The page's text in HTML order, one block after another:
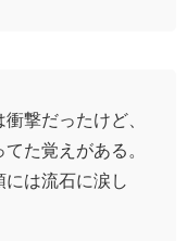
撃だったけど、
た覚えがある。
は流石に涙し